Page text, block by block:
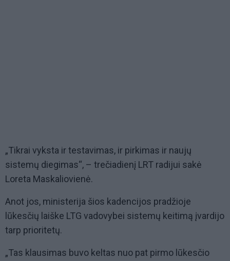
„Tikrai vyksta ir testavimas, ir pirkimas ir naujų
sistemų diegimas“, – trečiadienį LRT radijui sakė
Loreta Maskaliovienė.
Anot jos, ministerija šios kadencijos pradžioje
lūkesčių laiške LTG vadovybei sistemų keitimą įvardijo
tarp prioritetų.
„Tas klausimas buvo keltas nuo pat pirmo lūkesčio